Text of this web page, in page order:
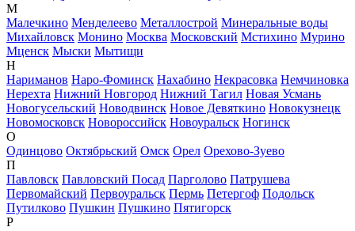
М
Малечкино Менделеево Металлострой Минеральные воды
Михайловск Монино Москва Московский Мстихино Мурино
Мценск Мыски Мытищи
Н
Нариманов Наро-Фоминск Нахабино Некрасовка Немчиновка
Нерехта Нижний Новгород Нижний Тагил Новая Усмань
Новогусельский Новодвинск Новое Девяткино Новокузнецк
Новомосковск Новороссийск Новоуральск Ногинск
О
Одинцово Октябрьский Омск Орел Орехово-Зуево
П
Павловск Павловский Посад Парголово Патрушева
Первомайский Первоуральск Пермь Петергоф Подольск
Путилково Пушкин Пушкино Пятигорск
Р